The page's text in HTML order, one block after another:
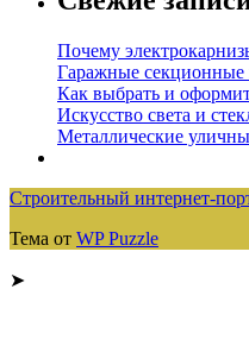
Почему
Гаражные секционные
Как выбрать и
Искусство света и
Металлические
Строительный интернет-
Тема от WP Puzzle
➤